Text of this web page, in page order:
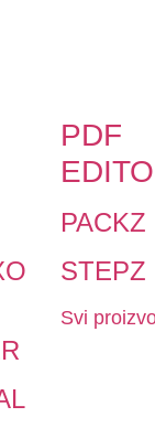
PDF
PACKZ
STEPZ
Svi